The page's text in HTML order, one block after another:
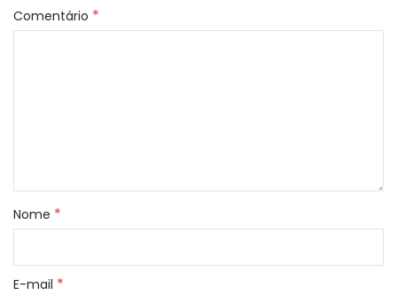
Comentário *
Nome *
E-mail *